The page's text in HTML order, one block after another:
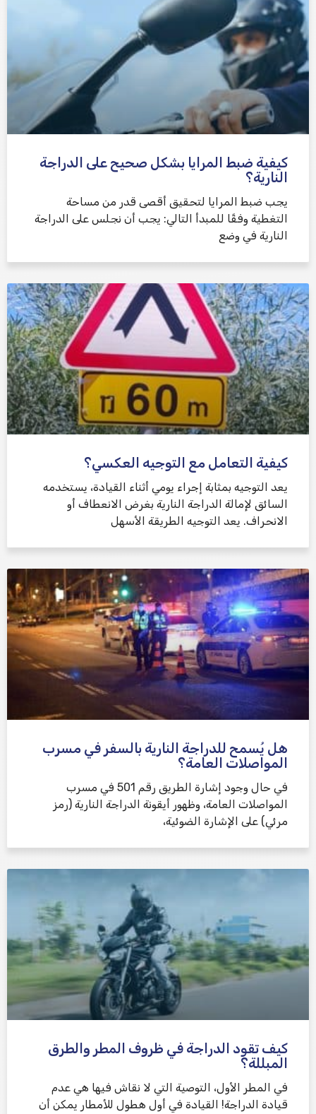
كيفية ضبط المرايا بشكل صحيح على الدراجة
النارية؟
يجب ضبط المرايا لتحقيق أقصى قدر من مساحة
التغطية وفقًا للمبدأ التالي: يجب أن نجلس على الدراجة
النارية في وضع
كيفية التعامل مع التوجيه العكسي؟
يعد التوجيه بمثابة إجراء يومي أثناء القيادة، يستخدمه
السائق لإمالة الدراجة النارية بغرض الانعطاف أو
الانحراف. يعد التوجيه الطريقة الأسهل
هل يُسمح للدراجة النارية بالسفر في مسرب
المواصلات العامة؟
في حال وجود إشارة الطريق رقم 501 في مسرب
المواصلات العامة، وظهور أيقونة الدراجة النارية (رمز
مرئي) على الإشارة الضوئية،
كيف تقود الدراجة في ظروف المطر والطرق
المبللة؟
في المطر الأول، التوصية التي لا نقاش فيها هي عدم
قيادة الدراجة! القيادة في أول هطول للأمطار يمكن أن